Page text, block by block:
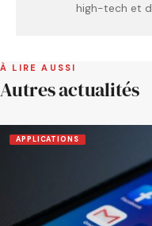
high-tech et
À LIRE AUSSI
Autres actualités
APPLICATIONS